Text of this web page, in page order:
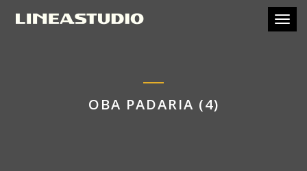
OBA PADARIA (4)